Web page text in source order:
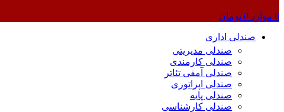
0 موارد 0 تومان
صندلی اداری
صندلی مدیریتی
صندلی کارمندی
صندلی آمفی تئاتر
صندلی اپراتوری
صندلی پایه
صندلی کارشناسی